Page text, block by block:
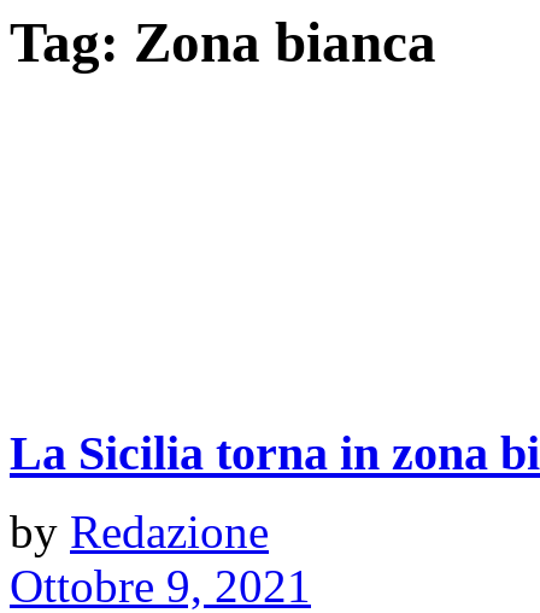
Tag: Zona bianca
La Sicilia torna in zona
by Redazione
Ottobre 9, 2021